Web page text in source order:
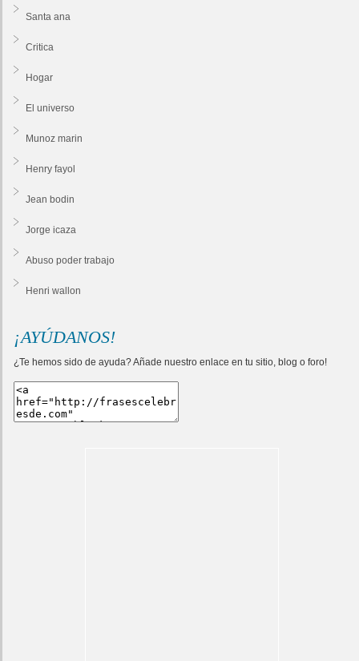
Santa ana
Critica
Hogar
El universo
Munoz marin
Henry fayol
Jean bodin
Jorge icaza
Abuso poder trabajo
Henri wallon
¡AYÚDANOS!
¿Te hemos sido de ayuda? Añade nuestro enlace en tu sitio, blog o foro!